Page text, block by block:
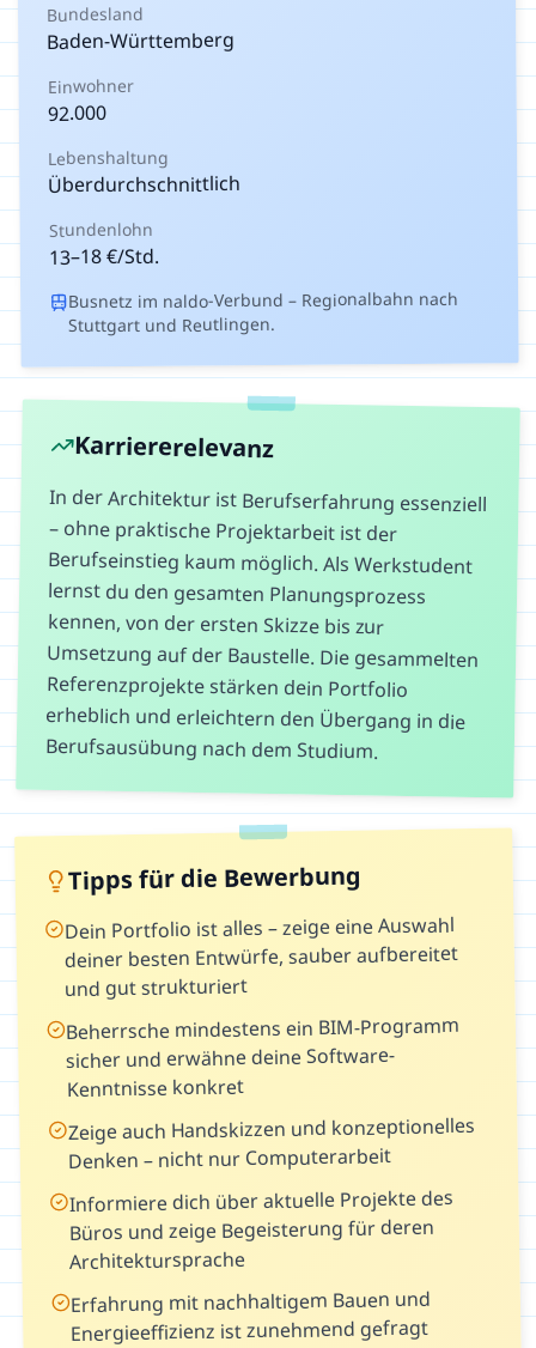
Bundesland
Baden-Württemberg
Einwohner
92.000
Lebenshaltung
Überdurchschnittlich
Stundenlohn
13–18€/Std.
Busnetz im naldo-Verbund – Regionalbahn nach
Stuttgart und Reutlingen.
Karriererelevanz
In der Architektur ist Berufserfahrung essenziell
– ohne praktische Projektarbeit ist der
Berufseinstieg kaum möglich. Als Werkstudent
lernst du den gesamten Planungsprozess
kennen, von der ersten Skizze bis zur
Umsetzung auf der Baustelle. Die gesammelten
Referenzprojekte stärken dein Portfolio
erheblich und erleichtern den Übergang in die
Berufsausübung nach dem Studium.
Tipps für die Bewerbung
Dein Portfolio ist alles – zeige eine Auswahl
deiner besten Entwürfe, sauber aufbereitet
und gut strukturiert
Beherrsche mindestens ein BIM-Programm
sicher und erwähne deine Software-
Kenntnisse konkret
Zeige auch Handskizzen und konzeptionelles
Denken – nicht nur Computerarbeit
Informiere dich über aktuelle Projekte des
Büros und zeige Begeisterung für deren
Architektursprache
Erfahrung mit nachhaltigem Bauen und
Energieeffizienz ist zunehmend gefragt